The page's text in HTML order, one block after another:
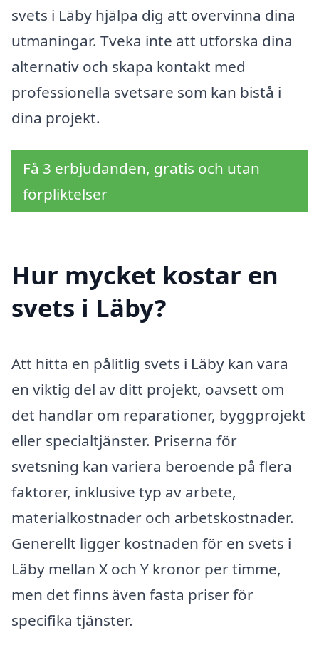
svets i Läby hjälpa dig att övervinna dina
utmaningar. Tveka inte att utforska dina
alternativ och skapa kontakt med
professionella svetsare som kan bistå i
dina projekt.
Få 3 erbjudanden, gratis och utan
förpliktelser
Hur mycket kostar en
svets i Läby?
Att hitta en pålitlig svets i Läby kan vara
en viktig del av ditt projekt, oavsett om
det handlar om reparationer, byggprojekt
eller specialtjänster. Priserna för
svetsning kan variera beroende på flera
faktorer, inklusive typ av arbete,
materialkostnader och arbetskostnader.
Generellt ligger kostnaden för en svets i
Läby mellan X och Y kronor per timme,
men det finns även fasta priser för
specifika tjänster.